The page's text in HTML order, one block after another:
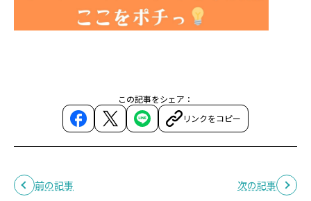
この記事をシェア：
リンクをコピー
前の記事 次の記事